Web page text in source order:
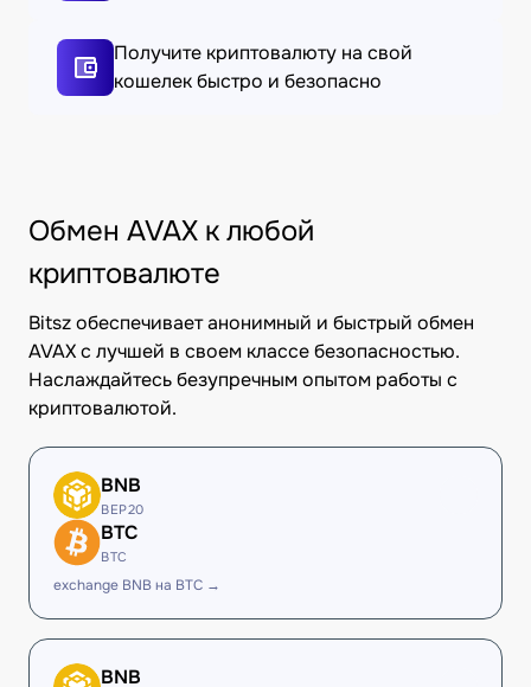
Получите криптовалюту на свой
кошелек быстро и безопасно
Обмен AVAX к любой
криптовалюте
Bitsz обеспечивает анонимный и быстрый обмен
AVAX с лучшей в своем классе безопасностью.
Наслаждайтесь безупречным опытом работы с
криптовалютой.
BNB
BEP20
BTC
BTC
exchange BNB на BTC →
BNB